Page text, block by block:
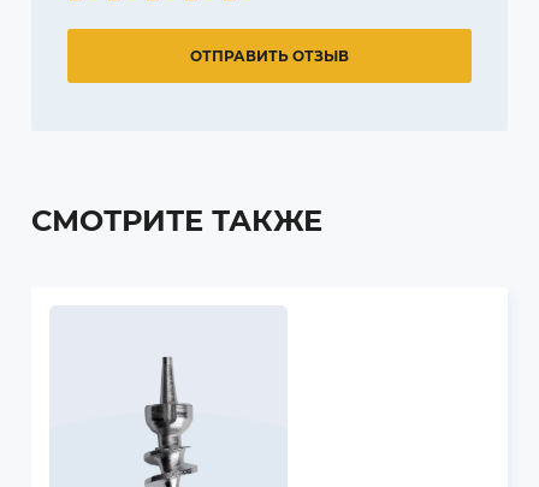
СМОТРИТЕ ТАКЖЕ